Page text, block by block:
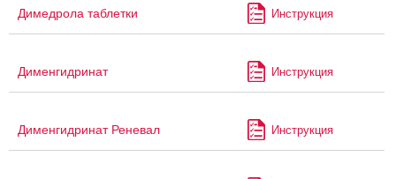
Димедрола таблетки Инструкция
Дименгидринат Инструкция
Дименгидринат Реневал Инструкция